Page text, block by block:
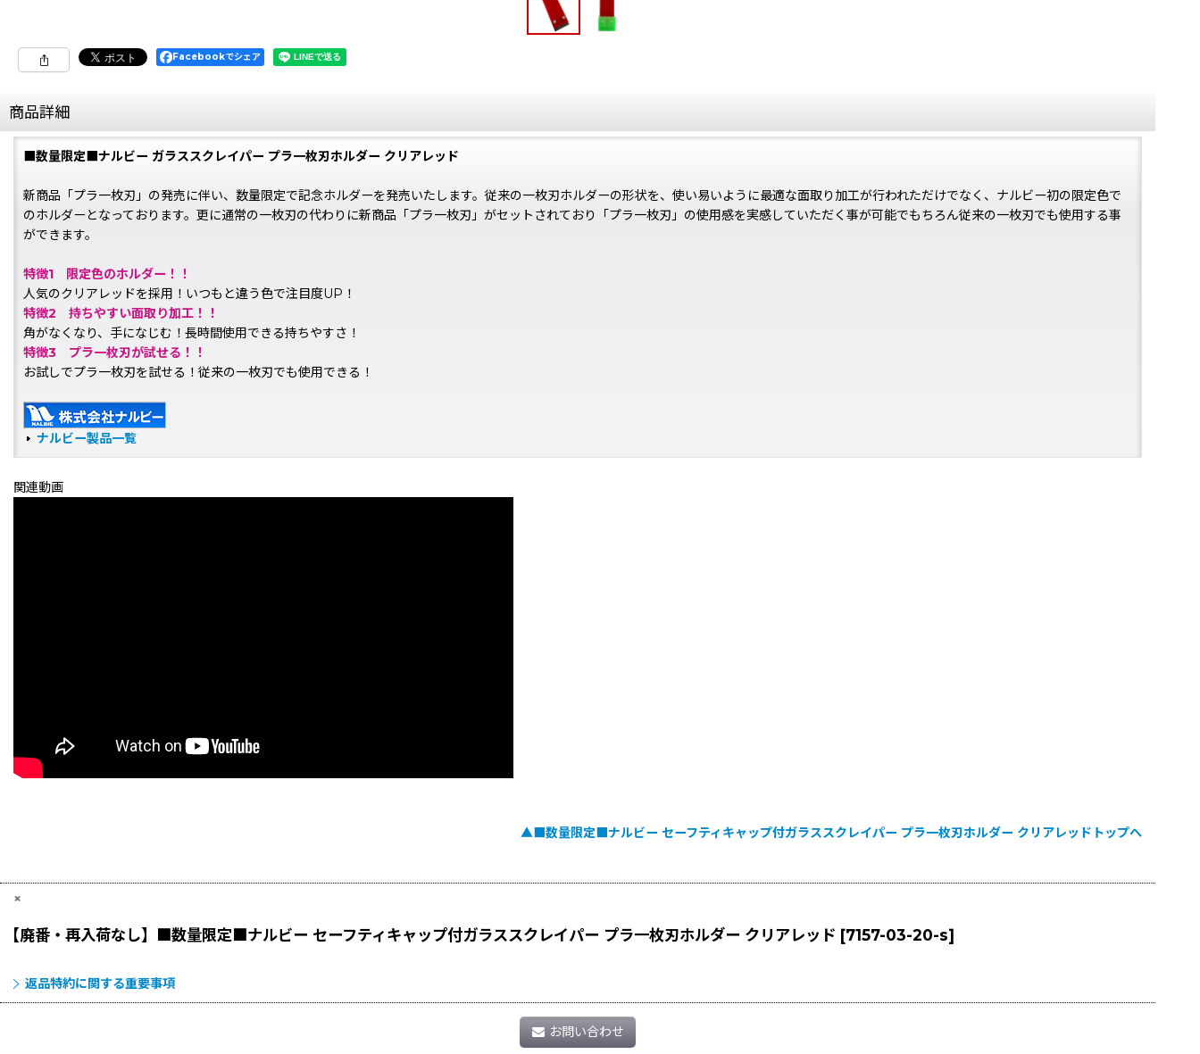
Facebookでシェア
商品詳細
■数量限定■ナルビー ガラススクレイパー プラ一枚刃ホルダー クリアレッド
新商品「プラ一枚刃」の発売に伴い、数量限定で記念ホルダーを発売いたします。従来の一枚刃ホルダーの形状を、使い易いように最適な面取り加工が行われただけでなく、ナルビー初の限定色で
のホルダーとなっております。更に通常の一枚刃の代わりに新商品「プラ一枚刃」がセットされており「プラ一枚刃」の使用感を実感していただく事が可能でもちろん従来の一枚刃でも使用する事
ができます。
特徴1 限定色のホルダー！！
人気のクリアレッドを採用！いつもと違う色で注目度UP！
特徴2 持ちやすい面取り加工！！
角がなくなり、手になじむ！長時間使用できる持ちやすさ！
特徴3 プラ一枚刃が試せる！！
お試しでプラ一枚刃を試せる！従来の一枚刃でも使用できる！
ナルビー製品一覧
関連動画
▲■数量限定■ナルビー セーフティキャップ付ガラススクレイパー プラ一枚刃ホルダー クリアレッドトップへ
×
【廃番・再入荷なし】■数量限定■ナルビー セーフティキャップ付ガラススクレイパー プラ一枚刃ホルダー クリアレッド [7157-03-20-s]
返品特約に関する重要事項
お問い合わせ